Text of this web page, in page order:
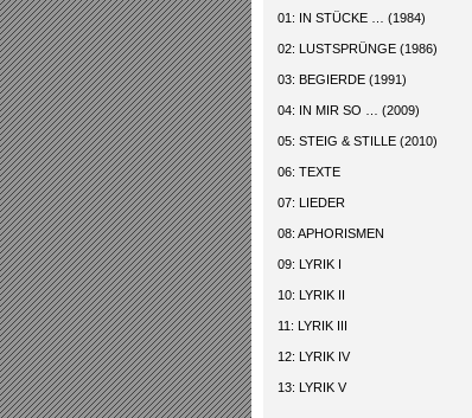
01: IN STÜCKE … (1984)
02: LUSTSPRÜNGE (1986)
03: BEGIERDE (1991)
04: IN MIR SO … (2009)
05: STEIG & STILLE (2010)
06: TEXTE
07: LIEDER
08: APHORISMEN
09: LYRIK I
10: LYRIK II
11: LYRIK III
12: LYRIK IV
13: LYRIK V